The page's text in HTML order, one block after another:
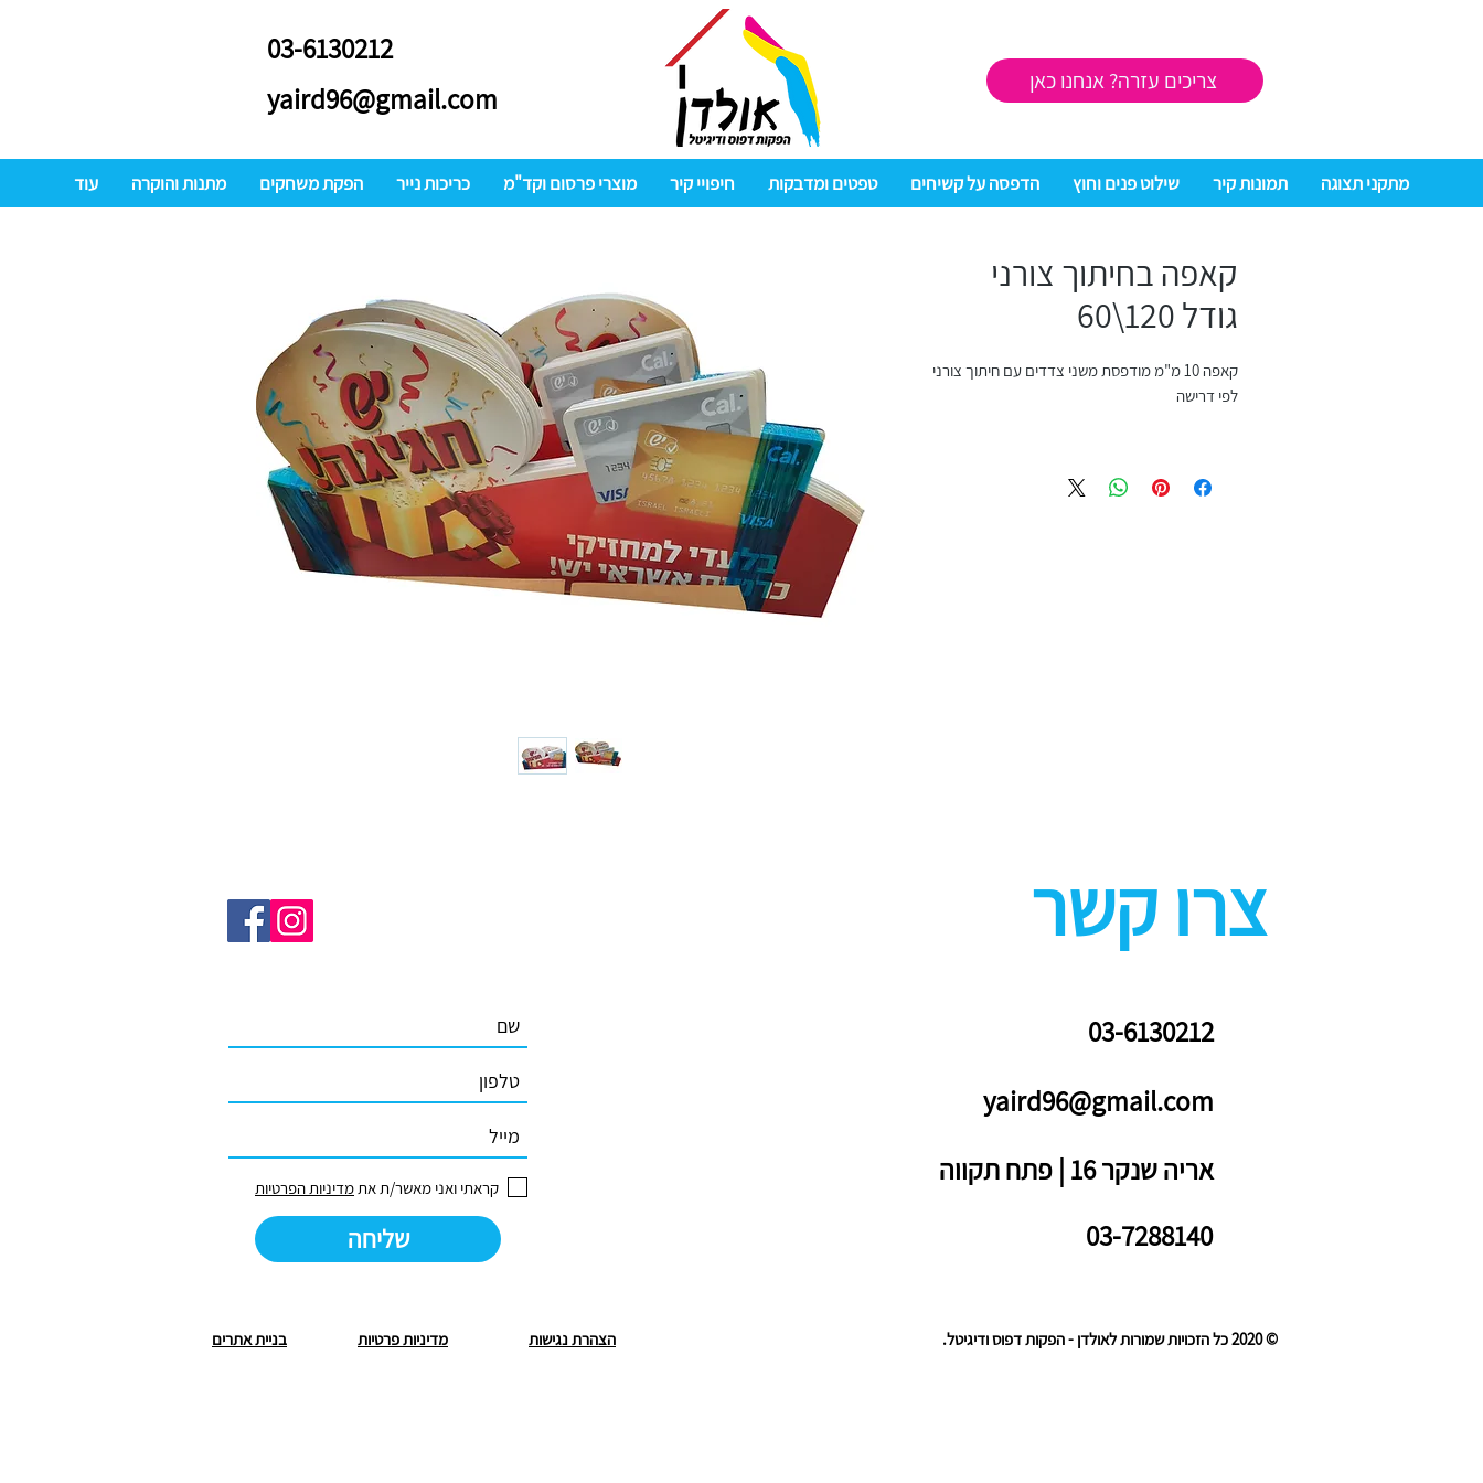
03-6130212
yaird96@gmail.com
צריכים עזרה? אנחנו כאן
מתקני תצוגה תמונות קיר שילוט פנים וחוץ הדפסה על קשיחים טפטים ומדבקות חיפויי קיר מוצרי פרסום וקד"מ כריכות נייר הפקת משחקים מתנות והוקרה עוד
קאפה בחיתוך צורני
גודל 120\60
קאפה 10 מ"מ מודפסת משני צדדים עם חיתוך צורני
לפי דרישה
צרו קשר
קראתי ואני מאשר/ת את מדיניות הפרטיות
שליחה
בניית אתרים מדיניות פרטיות הצהרת נגישות
03-6130212
yaird96@gmail.com
אריה שנקר 16 | פתח תקווה
03-7288140
© 2020 כל הזכויות שמורות לאולדן - הפקות דפוס ודיגיטל.